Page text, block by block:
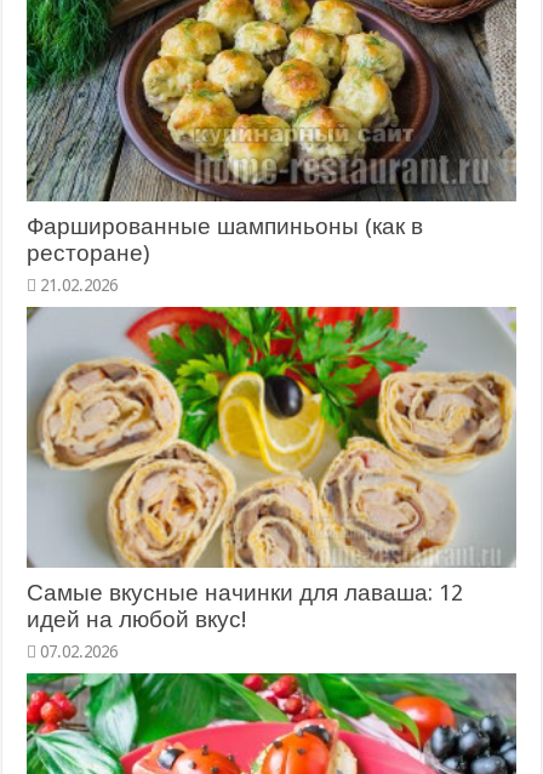
Фаршированные шампиньоны (как в
ресторане)
21.02.2026
Самые вкусные начинки для лаваша: 12
идей на любой вкус!
07.02.2026